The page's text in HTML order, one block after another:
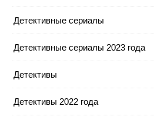
Детективные сериалы
Детективные сериалы 2023 года
Детективы
Детективы 2022 года